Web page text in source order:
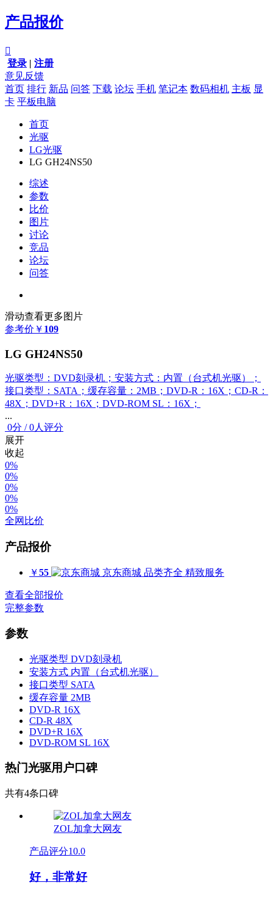
产品报价

登录 | 注册
意见反馈
首页 排行 新品 问答 下载 论坛 手机 笔记本 数码相机 主板 显
卡 平板电脑
首页
光驱
LG光驱
LG GH24NS50
综述
参数
比价
图片
讨论
竞品
论坛
问答
滑动查看更多图片
参考价 ￥ 109
LG GH24NS50
光驱类型：DVD刻录机；安装方式：内置（台式机光驱）；
接口类型：SATA；缓存容量：2MB；DVD-R：16X；CD-R：
48X；DVD+R：16X；DVD-ROM SL：16X；
...
0分 /0人评分
展开
收起
0%
0%
0%
0%
0%
全网比价
产品报价
￥55 京东商城 品类齐全 精致服务
查看全部报价
完整参数
参数
光驱类型 DVD刻录机
安装方式 内置（台式机光驱）
接口类型 SATA
缓存容量 2MB
DVD-R 16X
CD-R 48X
DVD+R 16X
DVD-ROM SL 16X
热门光驱用户口碑
共有4条口碑
ZOL加拿大网友
产品评分10.0
好，非常好